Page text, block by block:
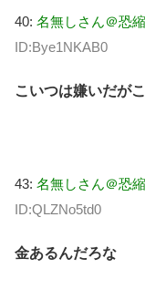
40: 名無しさん＠恐
ID:Bye1NKAB0
こいつは嫌いだが
43: 名無しさん＠恐
ID:QLZNo5td0
金あるんだろな